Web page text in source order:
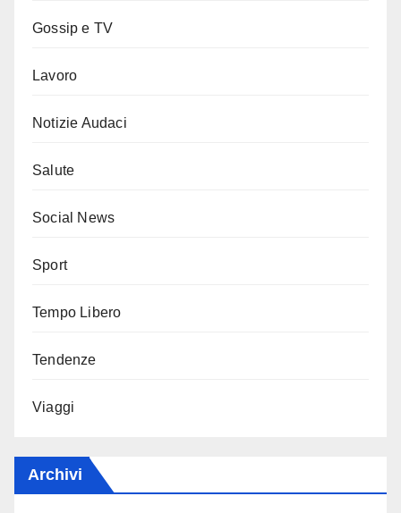
Gossip e TV
Lavoro
Notizie Audaci
Salute
Social News
Sport
Tempo Libero
Tendenze
Viaggi
Archivi